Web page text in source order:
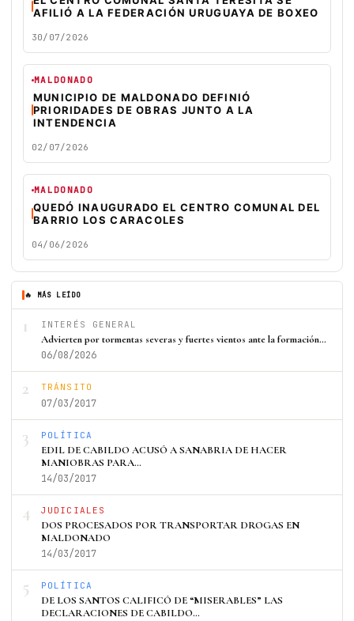
AFILIÓ A LA FEDERACIÓN URUGUAYA DE BOXEO
30/07/2026
MALDONADO
MUNICIPIO DE MALDONADO DEFINIÓ
PRIORIDADES DE OBRAS JUNTO A LA
INTENDENCIA
02/07/2026
MALDONADO
QUEDÓ INAUGURADO EL CENTRO COMUNAL DEL
BARRIO LOS CARACOLES
04/06/2026
🔥 MÁS LEÍDO
1 INTERÉS GENERAL
Advierten por tormentas severas y fuertes vientos ante la formación…
06/08/2026
2 TRÁNSITO
07/03/2017
3 POLÍTICA
EDIL DE CABILDO ACUSÓ A SANABRIA DE HACER
MANIOBRAS PARA…
14/03/2017
4 JUDICIALES
DOS PROCESADOS POR TRANSPORTAR DROGAS EN
MALDONADO
14/03/2017
5 POLÍTICA
DE LOS SANTOS CALIFICÓ DE “MISERABLES” LAS
DECLARACIONES DE CABILDO…